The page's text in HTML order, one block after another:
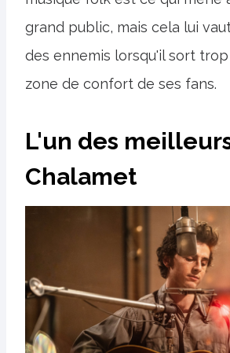
grand public, mais cela lui
des ennemis lorsqu'il sort
zone de confort de ses fans.
L'un des
Chalamet